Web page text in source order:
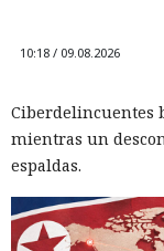
10:18 / 09.08.2026
Ciberdelincuentes
mientras un
espaldas.